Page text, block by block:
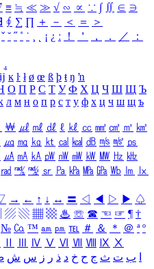
≡ ≒ ≪ ≫ √ ∽ ∝ ∵ ∫ ∬ ∈ ∋
∮ ∑ ∏ ＋ － ＜ ＝
＞
ˇ ˘ ˝ ˚ ˙ ¸ ¡ ¿ ː ！ ＇ ， ． ／
：
₄
ĳ ĸ ŀ ł ø œ ß þ ŧ ŋ ŉ
О П Р С Т У Ф Х Ц Ч Ш Щ Ъ
л м н о п р с т у ф х ц ч ш щ ъ
￦ ㎕ ㎖ ㎗ ℓ ㎘ ㏄ ㎣ ㎤ ㎥ ㎦
㎍ ㎎ ㎏ ㏏ ㎈ ㎉ ㏈ ㎧ ㎨ ㎰
㎂ ㎃ ㎄ ㎺ ㎻ ㎽ ㎾ ㎿ ㎐ ㎑
㎭ ㎮ ㎯ ㏛ ㎩ ㎪ ㎫ ㎬ ㏝ ㏐
㏓
→ ← ↑ ↓ ↔ 〓 ◁ ◀ ▷ ▶ ♤
▨ ▧ ▦ ▩ ♨ ☏ ☎ ☜ ☞ ¶ †
№ ㏇ ™ ㏂ ㏘ ℡ ＃ ＆ ＊ ＠ ª º
Ⅳ Ⅴ Ⅵ Ⅶ Ⅷ Ⅸ Ⅹ
ب ت ث ج ح خ د ذ ر ز س ش